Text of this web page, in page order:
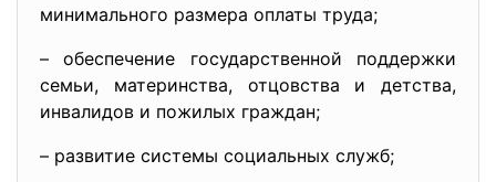
минимального размера оплаты труда;
– обеспечение государственной поддержки
семьи, материнства, отцовства и детства,
инвалидов и пожилых граждан;
– развитие системы социальных служб;